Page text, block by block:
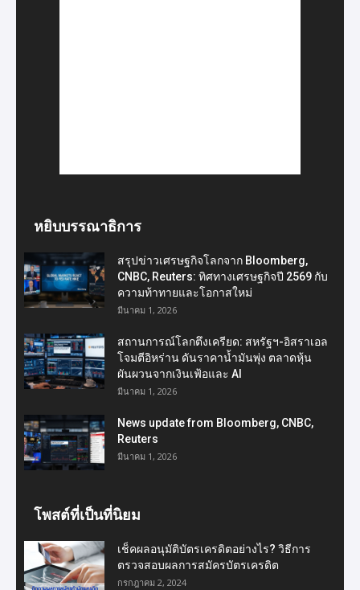
หยิบบรรณาธิการ
สรุปข่าวเศรษฐกิจโลกจาก Bloomberg,
CNBC, Reuters: ทิศทางเศรษฐกิจปี 2569 กับ
ความท้าทายและโอกาสใหม่
มีนาคม 1, 2026
สถานการณ์โลกตึงเครียด: สหรัฐฯ-อิสราเอล
โจมตีอิหร่าน ดันราคาน้ำมันพุ่ง ตลาดหุ้น
ผันผวนจากเงินเฟ้อและ AI
มีนาคม 1, 2026
News update from Bloomberg, CNBC,
Reuters
มีนาคม 1, 2026
โพสต์ที่เป็นที่นิยม
เช็คผลอนุมัติบัตรเครดิตอย่างไร? วิธีการ
ตรวจสอบผลการสมัครบัตรเครดิต
กรกฎาคม 2, 2024